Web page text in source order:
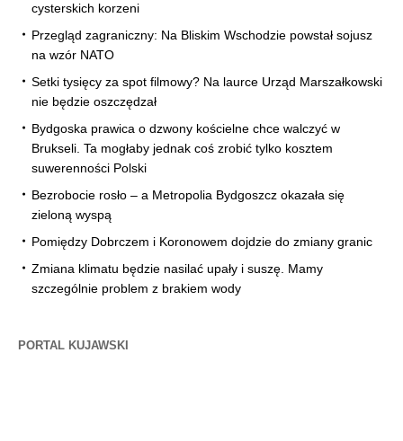
cysterskich korzeni
Przegląd zagraniczny: Na Bliskim Wschodzie powstał sojusz
na wzór NATO
Setki tysięcy za spot filmowy? Na laurce Urząd Marszałkowski
nie będzie oszczędzał
Bydgoska prawica o dzwony kościelne chce walczyć w
Brukseli. Ta mogłaby jednak coś zrobić tylko kosztem
suwerenności Polski
Bezrobocie rosło – a Metropolia Bydgoszcz okazała się
zieloną wyspą
Pomiędzy Dobrczem i Koronowem dojdzie do zmiany granic
Zmiana klimatu będzie nasilać upały i suszę. Mamy
szczególnie problem z brakiem wody
PORTAL KUJAWSKI